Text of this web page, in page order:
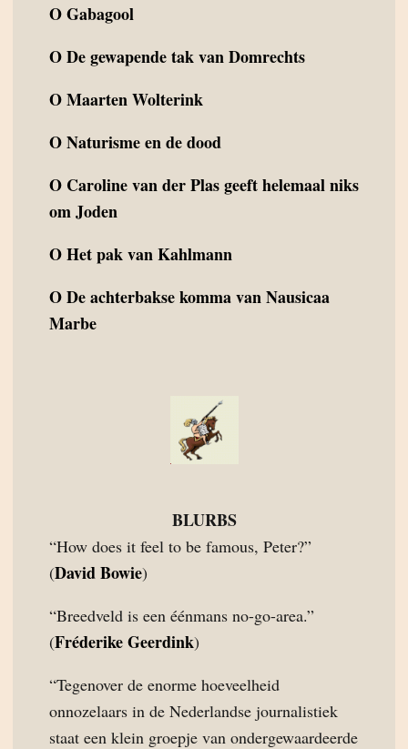
OGabagool
ODe gewapende tak van Domrechts
OMaarten Wolterink
ONaturisme en de dood
O Caroline van der Plas geeft helemaal niks
om Joden
OHet pak van Kahlmann
ODe achterbakse komma van Nausicaa
Marbe
BLURBS
“How does it feel to be famous, Peter?”
(David Bowie)
“Breedveld is een éénmans no-go-area.”
(Fréderike Geerdink)
“Tegenover de enorme hoeveelheid
onnozelaars in de Nederlandse journalistiek
staat een klein groepje van ondergewaardeerde